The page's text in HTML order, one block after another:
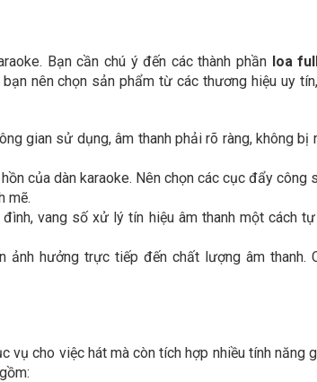
Bạn cần chú ý đến các thành phần loa
nên chọn sản phẩm từ các thương hiệu uy
gian sử dụng, âm thanh phải rõ ràng, không bị
của dàn karaoke. Nên chọn các cục đẩy công
mẽ.
vang số xử lý tín hiệu âm thanh một cách
hưởng trực tiếp đến chất lượng âm thanh.
vụ cho việc hát mà còn tích hợp nhiều tính năng